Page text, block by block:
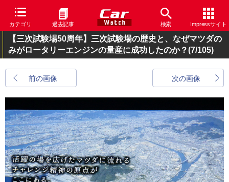
カテゴリ 過去記事 検索 Impressサイト
【三次試験場50周年】三次試験場の歴史と、なぜマツダの
みがロータリーエンジンの量産に成功したのか？(7/105)
前の画像 次の画像